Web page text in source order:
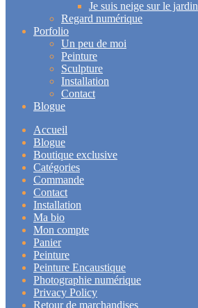
Je suis neige sur le jardin
Regard numérique
Porfolio
Un peu de moi
Peinture
Sculpture
Installation
Contact
Blogue
Accueil
Blogue
Boutique exclusive
Catégories
Commande
Contact
Installation
Ma bio
Mon compte
Panier
Peinture
Peinture Encaustique
Photographie numérique
Privacy Policy
Retour de marchandises